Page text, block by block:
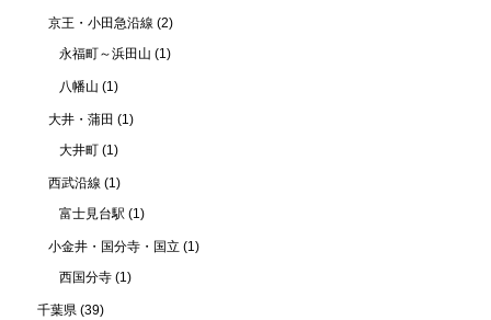
京王・小田急沿線 (2)
永福町～浜田山 (1)
八幡山 (1)
大井・蒲田 (1)
大井町 (1)
西武沿線 (1)
富士見台駅 (1)
小金井・国分寺・国立 (1)
西国分寺 (1)
千葉県 (39)